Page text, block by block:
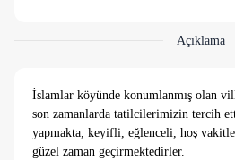
Açıklama
İslamlar köyünde konumlanmış olan
son zamanlarda tatilcilerimizin tercih
yapmakta, keyifli, eğlenceli, hoş
güzel zaman geçirmektedirler.